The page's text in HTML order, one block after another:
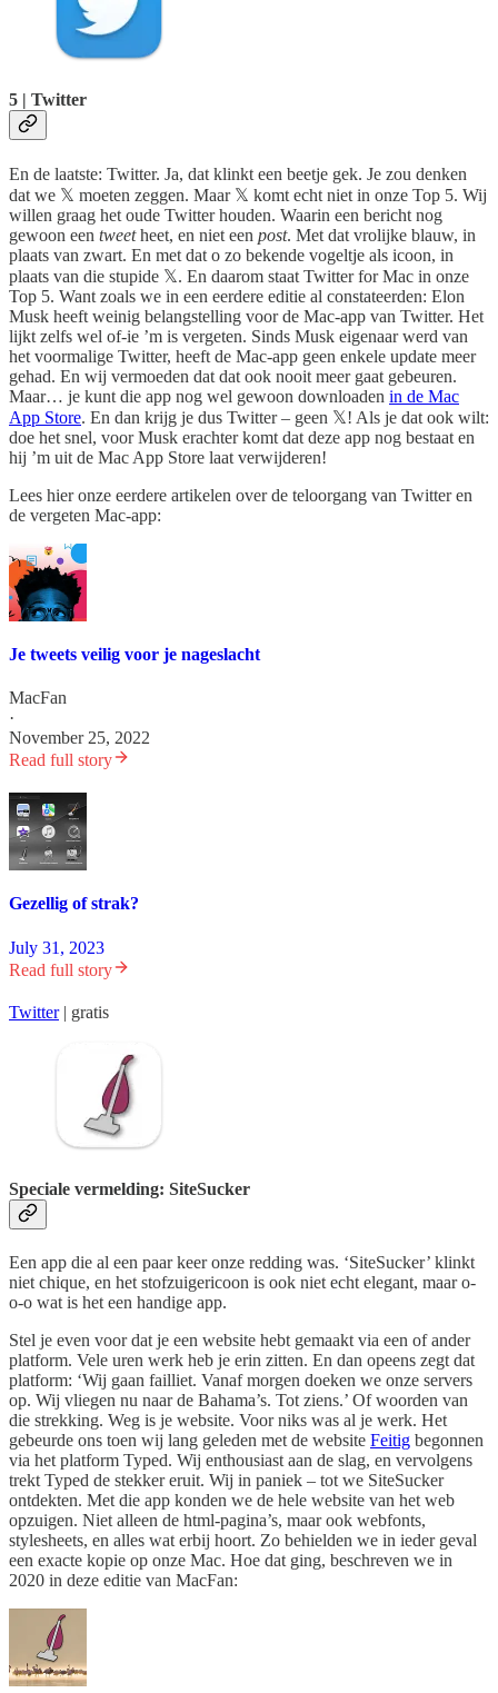
5 | Twitter
En de laatste: Twitter. Ja, dat klinkt een beetje gek. Je zou denken
dat we 𝕏 moeten zeggen. Maar 𝕏 komt echt niet in onze Top 5. Wij
willen graag het oude Twitter houden. Waarin een bericht nog
gewoon een tweetheet, en niet een post. Met dat vrolijke blauw, in
plaats van zwart. En met dat o zo bekende vogeltje als icoon, in
plaats van die stupide 𝕏. En daarom staat Twitter for Mac in onze
Top 5. Want zoals we in een eerdere editie al constateerden: Elon
Musk heeft weinig belangstelling voor de Mac-app van Twitter. Het
lijkt zelfs wel of-ie ’m is vergeten. Sinds Musk eigenaar werd van
het voormalige Twitter, heeft de Mac-app geen enkele update meer
gehad. En wij vermoeden dat dat ook nooit meer gaat gebeuren.
Maar… je kunt die app nog wel gewoon downloaden in de Mac
App Store. En dan krijg je dus Twitter – geen 𝕏! Als je dat ook wilt:
doe het snel, voor Musk erachter komt dat deze app nog bestaat en
hij ’m uit de Mac App Store laat verwijderen!
Lees hier onze eerdere artikelen over de teloorgang van Twitter en
de vergeten Mac-app:
Je tweets veilig voor je nageslacht
MacFan
·
November 25, 2022
Read full story
Gezellig of strak?
July 31, 2023
Read full story
Twitter| gratis
Speciale vermelding: SiteSucker
Een app die al een paar keer onze redding was. ‘SiteSucker’ klinkt
niet chique, en het stofzuigericoon is ook niet echt elegant, maar o-
o-o wat is het een handige app.
Stel je even voor dat je een website hebt gemaakt via een of ander
platform. Vele uren werk heb je erin zitten. En dan opeens zegt dat
platform: ‘Wij gaan failliet. Vanaf morgen doeken we onze servers
op. Wij vliegen nu naar de Bahama’s. Tot ziens.’ Of woorden van
die strekking. Weg is je website. Voor niks was al je werk. Het
gebeurde ons toen wij lang geleden met de website Feitig begonnen
via het platform Typed. Wij enthousiast aan de slag, en vervolgens
trekt Typed de stekker eruit. Wij in paniek – tot we SiteSucker
ontdekten. Met die app konden we de hele website van het web
opzuigen. Niet alleen de html-pagina’s, maar ook webfonts,
stylesheets, en alles wat erbij hoort. Zo behielden we in ieder geval
een exacte kopie op onze Mac. Hoe dat ging, beschreven we in
2020 in deze editie van MacFan: